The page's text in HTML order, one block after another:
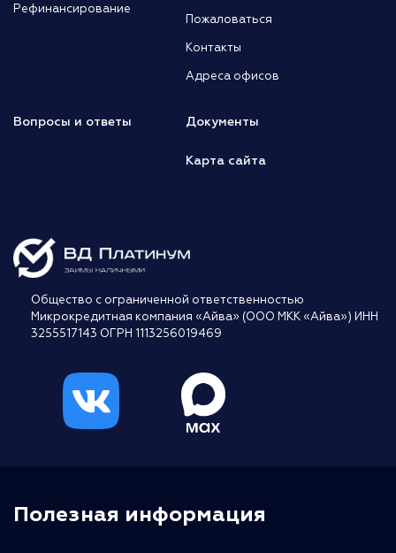
Рефинансирование
Пожаловаться
Контакты
Адреса офисов
Вопросы и ответы Документы
Карта сайта
Общество с ограниченной ответственностью
Микрокредитная компания «Айва» (ООО МКК «Айва») ИНН
3255517143 ОГРН 1113256019469
Полезная информация